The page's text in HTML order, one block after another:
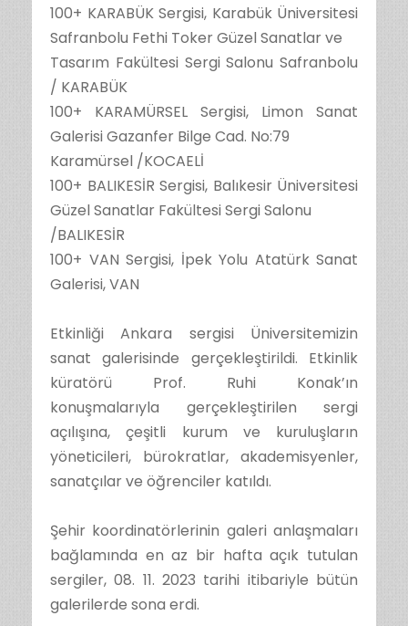
100+ KARABÜK Sergisi, Karabük Üniversitesi
Safranbolu Fethi Toker Güzel Sanatlar ve
Tasarım Fakültesi Sergi Salonu Safranbolu
/ KARABÜK
100+ KARAMÜRSEL Sergisi, Limon Sanat
Galerisi Gazanfer Bilge Cad. No:79
Karamürsel /KOCAELİ
100+ BALIKESİR Sergisi, Balıkesir Üniversitesi
Güzel Sanatlar Fakültesi Sergi Salonu
/BALIKESİR
100+ VAN Sergisi, İpek Yolu Atatürk Sanat
Galerisi, VAN
Etkinliği Ankara sergisi Üniversitemizin
sanat galerisinde gerçekleştirildi. Etkinlik
küratörü Prof. Ruhi Konak’ın
konuşmalarıyla gerçekleştirilen sergi
açılışına, çeşitli kurum ve kuruluşların
yöneticileri, bürokratlar, akademisyenler,
sanatçılar ve öğrenciler katıldı.
Şehir koordinatörlerinin galeri anlaşmaları
bağlamında en az bir hafta açık tutulan
sergiler, 08. 11. 2023 tarihi itibariyle bütün
galerilerde sona erdi.